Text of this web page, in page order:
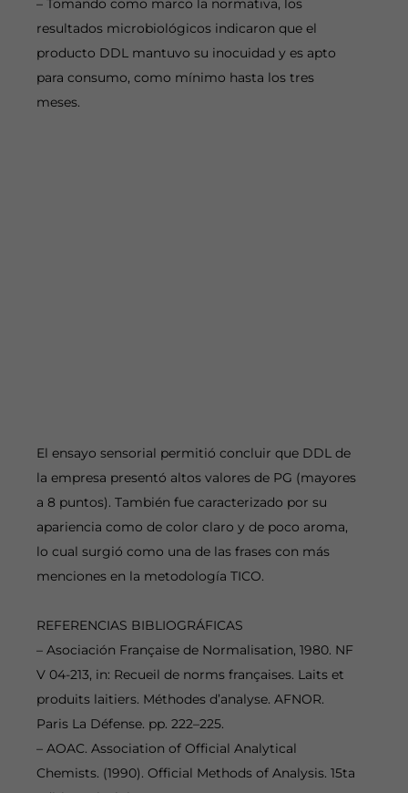
– Tomando como marco la normativa, los
resultados microbiológicos indicaron que el
producto DDL mantuvo su inocuidad y es apto
para consumo, como mínimo hasta los tres
meses.
El ensayo sensorial permitió concluir que DDL de
la empresa presentó altos valores de PG (mayores
a 8 puntos). También fue caracterizado por su
apariencia como de color claro y de poco aroma,
lo cual surgió como una de las frases con más
menciones en la metodología TICO.
REFERENCIAS BIBLIOGRÁFICAS
– Asociación Française de Normalisation, 1980. NF
V 04-213, in: Recueil de norms françaises. Laits et
produits laitiers. Méthodes d’analyse. AFNOR.
Paris La Défense. pp. 222–225.
– AOAC. Association of Official Analytical
Chemists. (1990). Official Methods of Analysis. 15ta